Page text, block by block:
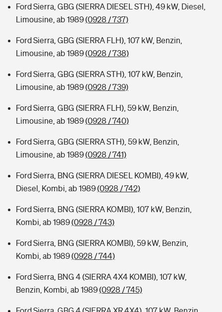
Ford Sierra, GBG (SIERRA DIESEL STH), 49 kW, Diesel,
Limousine, ab 1989(0928 / 737)
Ford Sierra, GBG (SIERRA FLH), 107 kW, Benzin,
Limousine, ab 1989(0928 / 738)
Ford Sierra, GBG (SIERRA STH), 107 kW, Benzin,
Limousine, ab 1989(0928 / 739)
Ford Sierra, GBG (SIERRA FLH), 59 kW, Benzin,
Limousine, ab 1989(0928 / 740)
Ford Sierra, GBG (SIERRA STH), 59 kW, Benzin,
Limousine, ab 1989(0928 / 741)
Ford Sierra, BNG (SIERRA DIESEL KOMBI), 49 kW,
Diesel, Kombi, ab 1989(0928 / 742)
Ford Sierra, BNG (SIERRA KOMBI), 107 kW, Benzin,
Kombi, ab 1989(0928 / 743)
Ford Sierra, BNG (SIERRA KOMBI), 59 kW, Benzin,
Kombi, ab 1989(0928 / 744)
Ford Sierra, BNG 4 (SIERRA 4X4 KOMBI), 107 kW,
Benzin, Kombi, ab 1989(0928 / 745)